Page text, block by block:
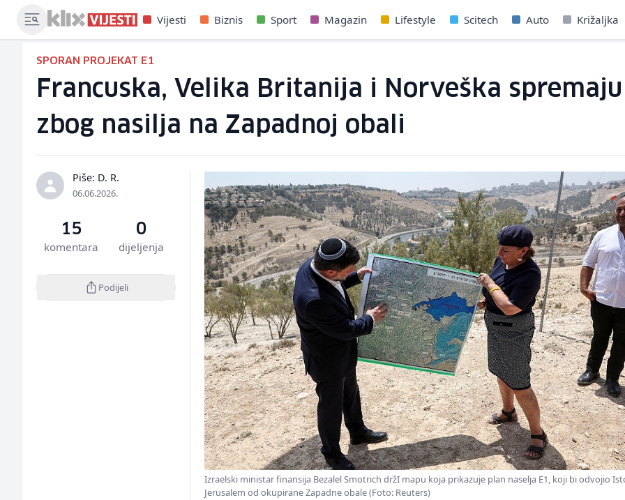
Vijesti Biznis Sport Magazin Lifestyle Scitech Auto Križaljka
SPORAN PROJEKAT E1
Francuska, Velika Britanija i Norveška
zbog nasilja na Zapadnoj obali
Piše: D. R.
06.06.2026.
15
komentara
0
dijeljenja
Podijeli
Izraelski ministar finansija Bezalel Smotrich držI mapu koja prikazuje plan naselja E1, koji bi odvojio
Jerusalem od okupirane Zapadne obale (Foto: Reuters)